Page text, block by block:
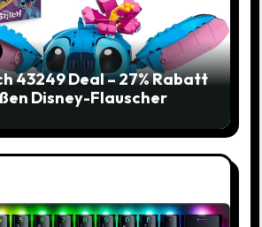
43249 Deal – 27% Rabatt
Disney-Flauscher